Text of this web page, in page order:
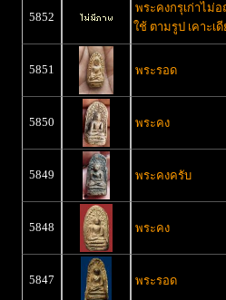
5852
พระคงกรุเก่าไม่
ใช้ ตามรูป เคาะเ
5851 พระรอด
5850 พระคง
5849 พระคงครับ
5848 พระคง
5847 พระรอด